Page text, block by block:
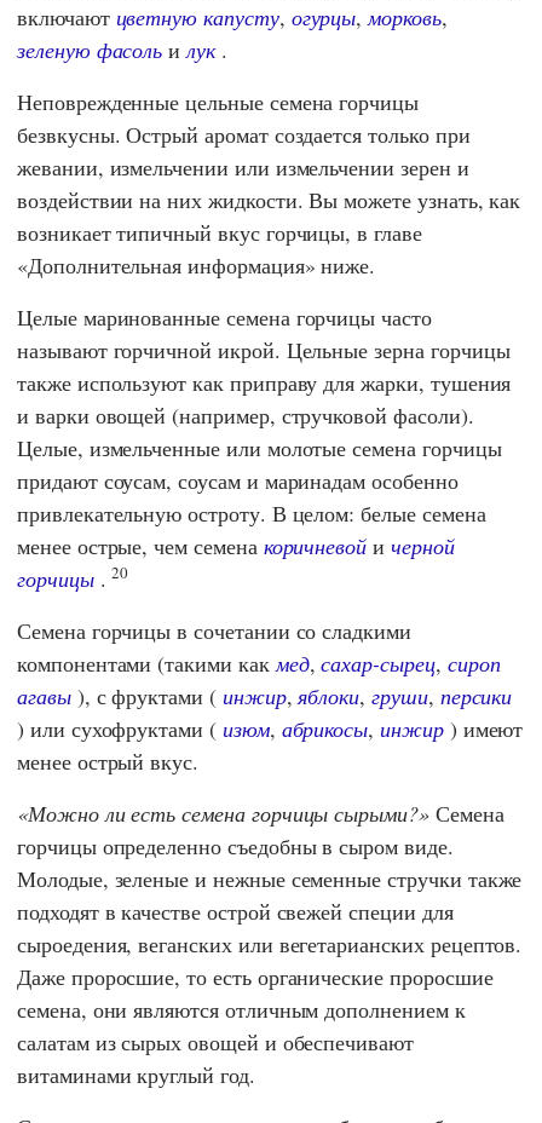
включают цветную капусту, огурцы,морковь,
зеленую фасоль илук.
Неповрежденные цельные семена горчицы
безвкусны. Острый аромат создается только при
жевании, измельчении или измельчении зерен и
воздействии на них жидкости. Вы можете узнать, как
возникает типичный вкус горчицы, в главе
«Дополнительная информация» ниже.
Целые маринованные семена горчицы часто
называют горчичной икрой. Цельные зерна горчицы
также используют как приправу для жарки, тушения
и варки овощей (например, стручковой фасоли).
Целые, измельченные или молотые семена горчицы
придают соусам, соусам и маринадам особенно
привлекательную остроту. В целом: белые семена
менее острые, чем семена коричневой и черной
горчицы.20
Семена горчицы в сочетании со сладкими
компонентами (такими какмед,сахар-сырец, сироп
агавы), с фруктами ( инжир,яблоки,груши, персики
) или сухофруктами ( изюм, абрикосы, инжир) имеют
менее острый вкус.
Можно ли есть семена горчицы сырыми? Семена
горчицы определенно съедобны в сыром виде.
Молодые, зеленые и нежные семенные стручки также
подходят в качестве острой свежей специи для
сыроедения, веганских или вегетарианских рецептов.
Даже проросшие, то есть органические проросшие
семена, они являются отличным дополнением к
салатам из сырых овощей и обеспечивают
витаминами круглый год.